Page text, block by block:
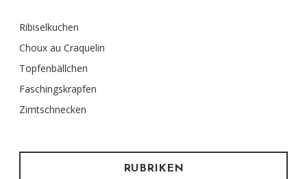
Ribiselkuchen
Choux au Craquelin
Topfenbällchen
Faschingskrapfen
Zimtschnecken
RUBRIKEN